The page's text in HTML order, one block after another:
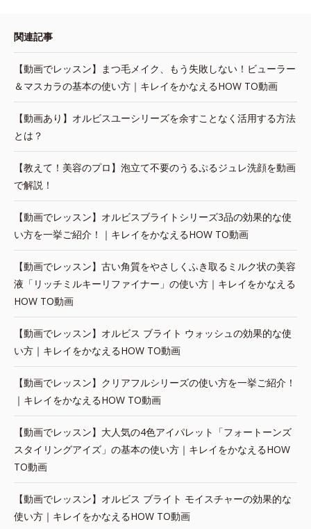
関連記事
【動画でレッスン】まつ毛メイク、もう失敗しない！ビューラー
＆マスカラの基本の使い方｜キレイをかなえるHOW TO動画
【動画あり】オルビスユーシリーズを余すことなく活用する方法
とは？
【教えて！美容のプロ】泡立て不要のうるぷるジュレ洗顔を動画
で解説！
【動画でレッスン】オルビスブライトシリーズ3品の効果的な使
い方を一挙ご紹介！｜キレイをかなえるHOW TO動画
【動画でレッスン】古い角質をやさしくふき取るミルク状の美容
液「リッチミルキーリファイナー」の使い方｜キレイをかなえる
HOW TO動画
【動画でレッスン】オルビス ブライト ウォッシュの効果的な使
い方｜キレイをかなえるHOW TO動画
【動画でレッスン】クリアフルシリーズの使い方を一挙ご紹介！
｜キレイをかなえるHOW TO動画
【動画でレッスン】大人気の4色アイパレット「フォートーンズ
スタイリングアイズ」の基本の使い方｜キレイをかなえるHOW
TO動画
【動画でレッスン】オルビス ブライト モイスチャーの効果的な
使い方｜キレイをかなえるHOW TO動画